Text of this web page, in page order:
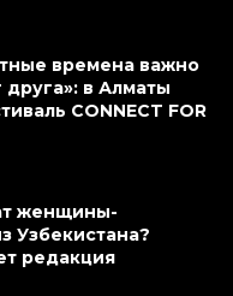
времена важно
друга»: в Алматы
CONNECT FOR
женщины-
Узбекистана?
редакция